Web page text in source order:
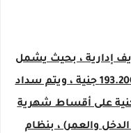
جنيها مصاريف إدارية ، بحيث يشمل
إجمالي سعر الوحدة وديعة صيانة 193.200 جنية ، ويتم سداد
على أقساط شهرية
الدخل والعمر) ، بنظام